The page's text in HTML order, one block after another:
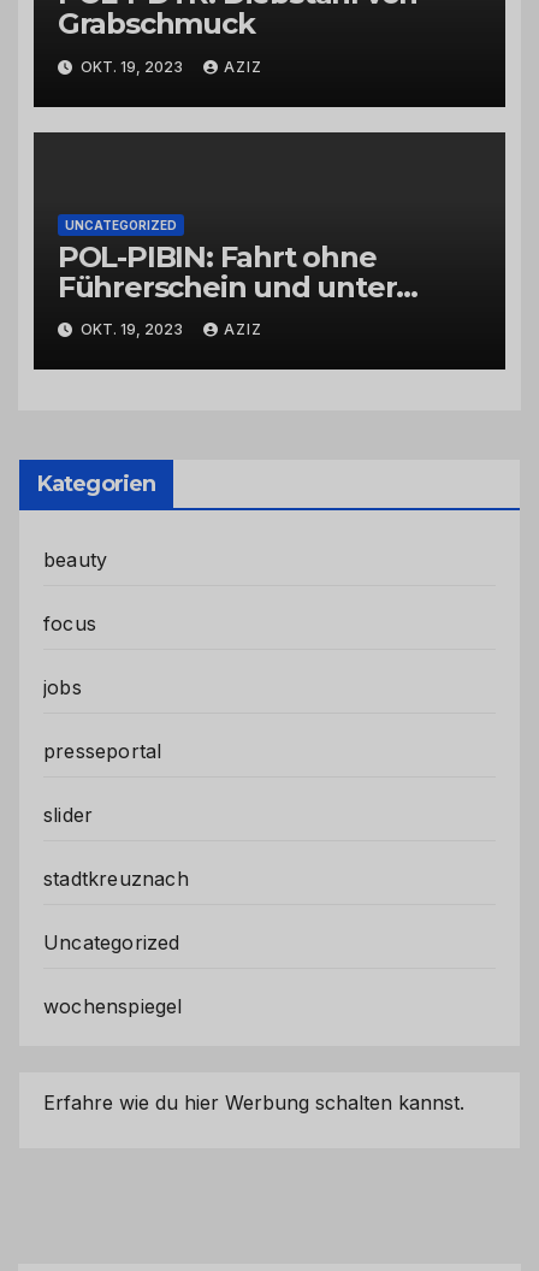
Grabschmuck
OKT. 19, 2023 AZIZ
UNCATEGORIZED
POL-PIBIN: Fahrt ohne
Führerschein und unter
Einfluss von Drogen
OKT. 19, 2023 AZIZ
Kategorien
beauty
focus
jobs
presseportal
slider
stadtkreuznach
Uncategorized
wochenspiegel
Erfahre wie du hier Werbung schalten kannst.